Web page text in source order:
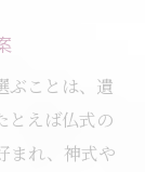
ぶことは、遺
とえば仏式の
まれ、神式や